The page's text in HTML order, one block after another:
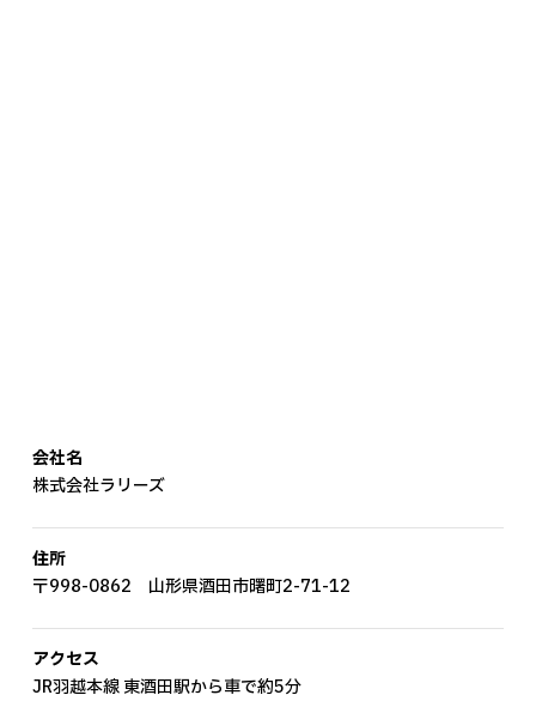
会社名
株式会社ラリーズ
住所
〒998-0862 山形県酒田市曙町2-71-12
アクセス
JR羽越本線 東酒田駅から車で約5分